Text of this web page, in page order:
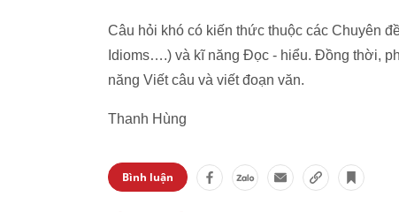
Câu hỏi khó có kiến thức thuộc các Chuyên
Idioms….) và kĩ năng Đọc - hiểu. Đồng thời,
năng Viết câu và viết đoạn văn.
Thanh Hùng
Bình luận